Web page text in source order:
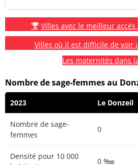
Villes avec le meilleur
Villes où il est difficile de voir
Les maternités dans
Nombre de sage-femmes au
2023 Le Donzeil
Nombre de sage-
femmes
0
Densité pour 10 000
0 ‱